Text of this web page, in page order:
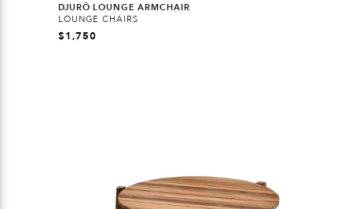
DJURÖ LOUNGE ARMCHAIR
LOUNGE CHAIRS
$1,750